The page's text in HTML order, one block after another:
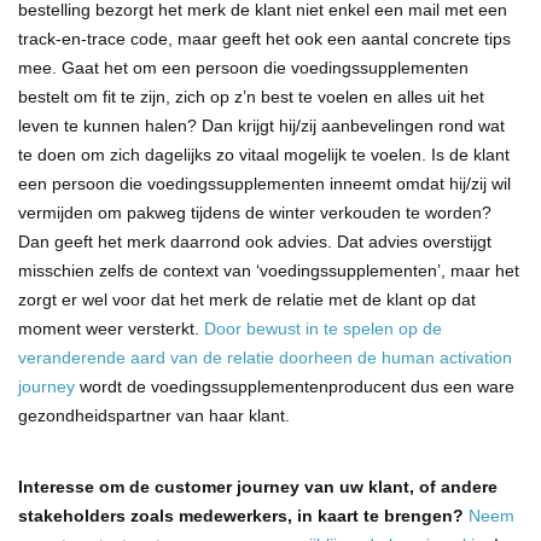
bestelling bezorgt het merk de klant niet enkel een mail met een
track-en-trace code, maar geeft het ook een aantal concrete tips
mee. Gaat het om een persoon die voedingssupplementen
bestelt om fit te zijn, zich op z’n best te voelen en alles uit het
leven te kunnen halen? Dan krijgt hij/zij aanbevelingen rond wat
te doen om zich dagelijks zo vitaal mogelijk te voelen. Is de klant
een persoon die voedingssupplementen inneemt omdat hij/zij wil
vermijden om pakweg tijdens de winter verkouden te worden?
Dan geeft het merk daarrond ook advies. Dat advies overstijgt
misschien zelfs de context van ‘voedingssupplementen’, maar het
zorgt er wel voor dat het merk de relatie met de klant op dat
moment weer versterkt. Door bewust in te spelen op de
veranderende aard van de relatie doorheen de human activation
journey wordt de voedingssupplementenproducent dus een ware
gezondheidspartner van haar klant.
Interesse om de customer journey van uw klant, of andere
stakeholders zoals medewerkers, in kaart te brengen? Neem